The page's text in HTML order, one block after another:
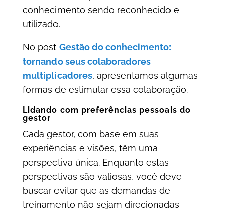
conhecimento sendo reconhecido e
utilizado.
No post Gestão do conhecimento:
tornando seus colaboradores
multiplicadores, apresentamos algumas
formas de estimular essa colaboração.
Lidando com preferências pessoais do
gestor
Cada gestor, com base em suas
experiências e visões, têm uma
perspectiva única. Enquanto estas
perspectivas são valiosas, você deve
buscar evitar que as demandas de
treinamento não sejam direcionadas